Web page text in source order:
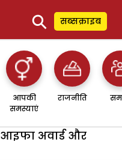
⚲ सब्सक्राइब
आपकी
समस्याएं
राजनीति
आइफा अवार्ड और